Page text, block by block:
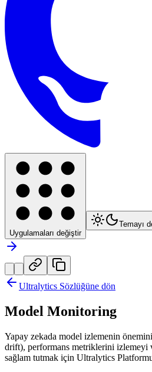
Uygulamaları değiştir
Temayı
Ultralytics Sözlüğüne dön
Model Monitoring
Yapay zekada model izlemenin
drift), performans metriklerini
sağlam tutmak için Ultralytics